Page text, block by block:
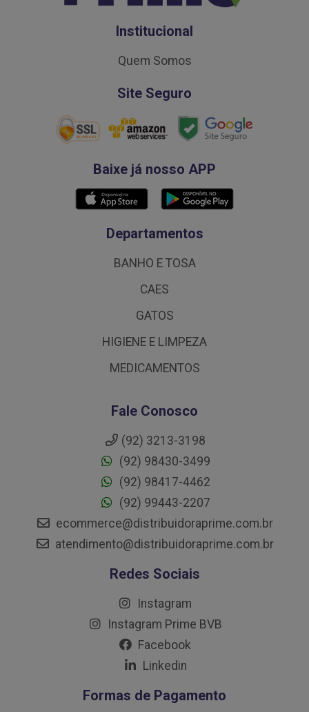
Institucional
Quem Somos
Site Seguro
Baixe já nosso APP
Departamentos
BANHO E TOSA
CAES
GATOS
HIGIENE E LIMPEZA
MEDICAMENTOS
Fale Conosco
(92) 3213-3198
(92) 98430-3499
(92) 98417-4462
(92) 99443-2207
ecommerce@distribuidoraprime.com.br
atendimento@distribuidoraprime.com.br
Redes Sociais
Instagram
Instagram Prime BVB
Facebook
Linkedin
Formas de Pagamento